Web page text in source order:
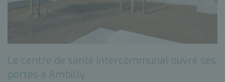
Le centre de santé intercommunal ouvre ses
portes à Ambilly